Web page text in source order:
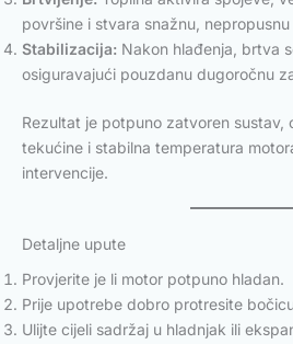
površine i stvara snažnu, nepropusnu
Stabilizacija: Nakon hlađenja, brtva
osiguravajući pouzdanu dugoročnu
Rezultat je potpuno zatvoren sustav,
tekućine i stabilna temperatura
intervencije.
Detaljne upute
Provjerite je li motor potpuno hladan.
Prije upotrebe dobro protresite
Ulijte cijeli sadržaj u hladnjak ili